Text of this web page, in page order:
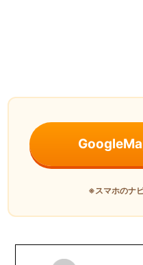
※スマホのナ